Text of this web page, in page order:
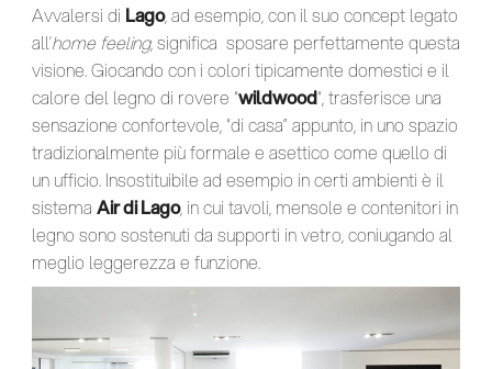
Avvalersi di Lago, ad esempio, con il suo concept legato
all’home feeling, significa sposare perfettamente questa
visione. Giocando con i colori tipicamente domestici e il
calore del legno di rovere “wildwood“, trasferisce una
sensazione confortevole, “di casa” appunto, in uno spazio
tradizionalmente più formale e asettico come quello di
un ufficio. Insostituibile ad esempio in certi ambienti è il
sistema Air di Lago, in cui tavoli, mensole e contenitori in
legno sono sostenuti da supporti in vetro, coniugando al
meglio leggerezza e funzione.